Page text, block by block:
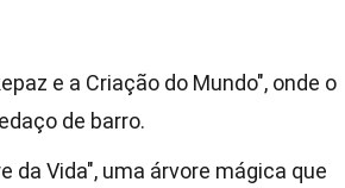
e a Criação do Mundo", onde o
de barro.
da Vida", uma árvore mágica que